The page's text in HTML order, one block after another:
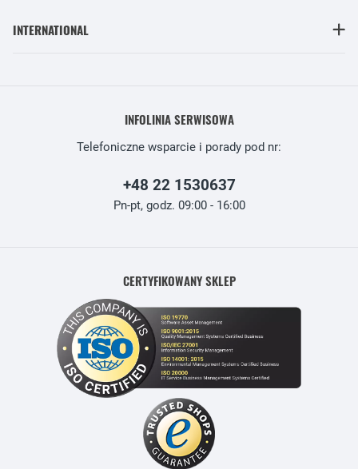
INTERNATIONAL
INFOLINIA SERWISOWA
Telefoniczne wsparcie i porady pod nr:
+48 22 1530637
Pn-pt, godz. 09:00 - 16:00
CERTYFIKOWANY SKLEP